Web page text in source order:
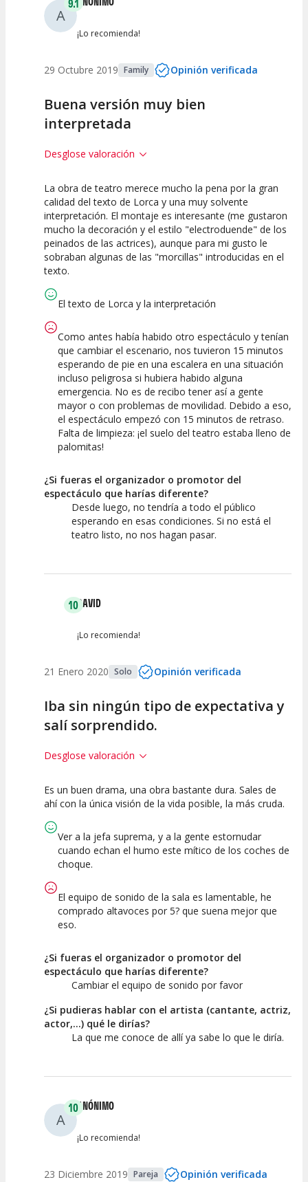
A
9.1
¡Lo recomienda!
29 Octubre 2019 Family Opinión verificada
Buena versión muy bien
interpretada
Desglose valoración
7.5
Calidad del
Espectáculo
10
Puesta en
Escena
10
Interpretación
artística
La obra de teatro merece mucho la pena por la gran
calidad del texto de Lorca y una muy solvente
interpretación. El montaje es interesante (me gustaron
mucho la decoración y el estilo "electroduende" de los
peinados de las actrices), aunque para mi gusto le
sobraban algunas de las "morcillas" introducidas en el
texto.
El texto de Lorca y la interpretación
Como antes había habido otro espectáculo y tenían
que cambiar el escenario, nos tuvieron 15 minutos
esperando de pie en una escalera en una situación
incluso peligrosa si hubiera habido alguna
emergencia. No es de recibo tener así a gente
mayor o con problemas de movilidad. Debido a eso,
el espectáculo empezó con 15 minutos de retraso.
Falta de limpieza: ¡el suelo del teatro estaba lleno de
palomitas!
¿Si fueras el organizador o promotor del
espectáculo que harías diferente?
Desde luego, no tendría a todo el público
esperando en esas condiciones. Si no está el
teatro listo, no nos hagan pasar.
10DAVID
¡Lo recomienda!
21 Enero 2020 Solo Opinión verificada
Iba sin ningún tipo de expectativa y
salí sorprendido.
Desglose valoración
10
Espectáculo
10 10
artística
Es un buen drama, una obra bastante dura. Sales de
ahí con la única visión de la vida posible, la más cruda.
Ver a la jefa suprema, y a la gente estornudar
cuando echan el humo este mítico de los coches de
choque.
El equipo de sonido de la sala es lamentable, he
comprado altavoces por 5? que suena mejor que
eso.
¿Si fueras el organizador o promotor del
espectáculo que harías diferente?
Cambiar el equipo de sonido por favor
¿Si pudieras hablar con el artista (cantante, actriz,
actor,...) qué le dirías?
La que me conoce de allí ya sabe lo que le diría.
A
10ANÓNIMO
¡Lo recomienda!
23 Diciembre 2019 Pareja Opinión verificada